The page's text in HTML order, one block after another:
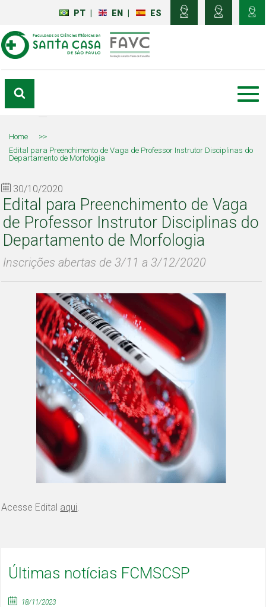
PT EN ES
Home
>>
Edital para Preenchimento de Vaga de Professor Instrutor Disciplinas do
Departamento de Morfologia
30/10/2020
Edital para Preenchimento de Vaga
de Professor Instrutor Disciplinas do
Departamento de Morfologia
Inscrições abertas de 3/11 a 3/12/2020
Acesse Edital aqui.
Últimas notícias FCMSCSP
18/11/2023